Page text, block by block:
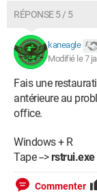
RÉPONSE 5 / 5
kaneagle
Modifié le 7
Fais une
antérieure au
office.
Windows + R
Tape -->rstrui.exe
Commenter